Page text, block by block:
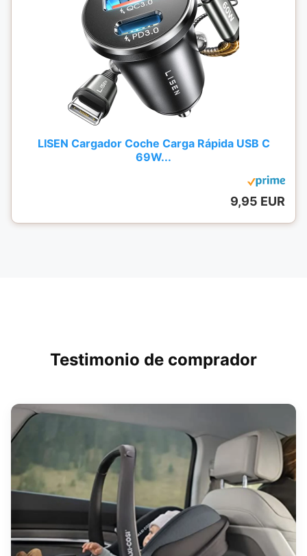
LISEN Cargador Coche Carga Rápida USB C
69W...
9,95 EUR
Testimonio de comprador